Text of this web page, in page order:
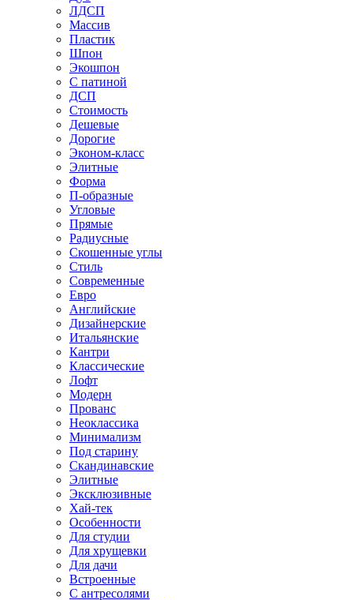
ЛДСП
Массив
Пластик
Шпон
Экошпон
С патиной
ДСП
Стоимость
Дешевые
Дорогие
Эконом-класс
Элитные
Форма
П-образные
Угловые
Прямые
Радиусные
Скошенные углы
Стиль
Современные
Евро
Английские
Дизайнерские
Итальянские
Кантри
Классические
Лофт
Модерн
Прованс
Неоклассика
Минимализм
Под старину
Скандинавские
Элитные
Эксклюзивные
Хай-тек
Особенности
Для студии
Для хрущевки
Для дачи
Встроенные
С антресолями